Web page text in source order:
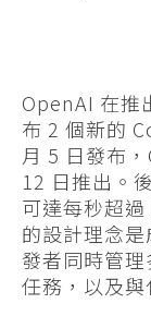
OpenAI 在推
布 2 個新的
月 5 日發布
12 日推出。
可達每秒超
的設計理念
發者同時管
任務，以及與